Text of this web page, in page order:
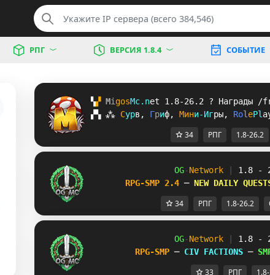
РПГ ВЕРСИЯ 1.8.4 СОБЫТИЕ
▚▞ Mi gosMc. net 1.8-26.2 ? Награды /
▞▚ ⁂ Сурв , Гриф, Мини-Игры, Rol ePl a
34 РПГ 1.8-26.2
OG-Network
1.8 -
RPG-SMP 2.4 ─ NEW DAILY
34 РПГ 1.8-26.2
OG-Network
1.8 -
RPG-SMP ─ CIV FACTIONS ─
33 РПГ